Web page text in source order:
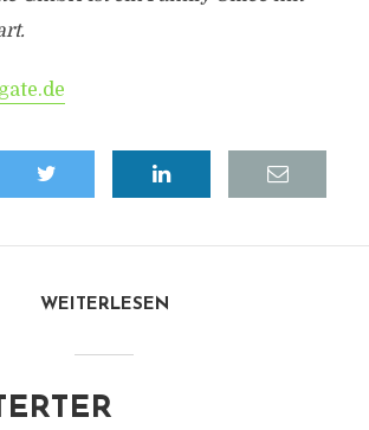
WEITERLESEN